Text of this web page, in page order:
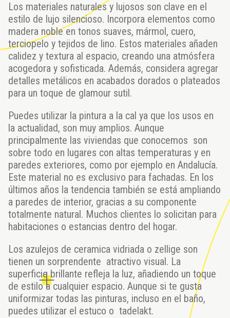
Los materiales naturales y lujosos son clave en el
estilo de lujo silencioso. Incorpora elementos como
madera noble en tonos suaves, mármol, cuero,
terciopelo y tejidos de lino. Estos materiales añaden
calidez y textura al espacio, creando una atmósfera
acogedora y sofisticada. Además, considera agregar
detalles metálicos en acabados dorados o plateados
para un toque de glamour sutil.
Puedes utilizar la pintura a la cal ya que los usos en
la actualidad, son muy amplios. Aunque
principalmente las viviendas que conocemos son
sobre todo en lugares con altas temperaturas y en
paredes exteriores, como por ejemplo en Andalucía.
Este material no es exclusivo para fachadas. En los
últimos años la tendencia también se está ampliando
a paredes de interior, gracias a su componente
totalmente natural. Muchos clientes lo solicitan para
habitaciones o estancias dentro del hogar.
Los azulejos de ceramica vidriada o zellige son
tienen un sorprendente atractivo visual. La
superficie brillante refleja la luz, añadiendo un toque
de estilo a cualquier espacio. Aunque si te gusta
uniformizar todas las pinturas, incluso en el baño,
puedes utilizar el estuco o tadelakt.